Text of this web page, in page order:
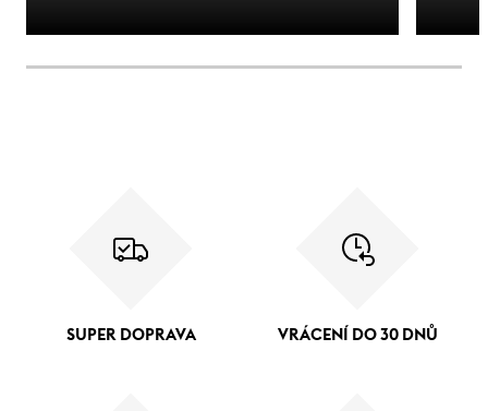
SUPER DOPRAVA VRÁCENÍ DO 30 DNŮ